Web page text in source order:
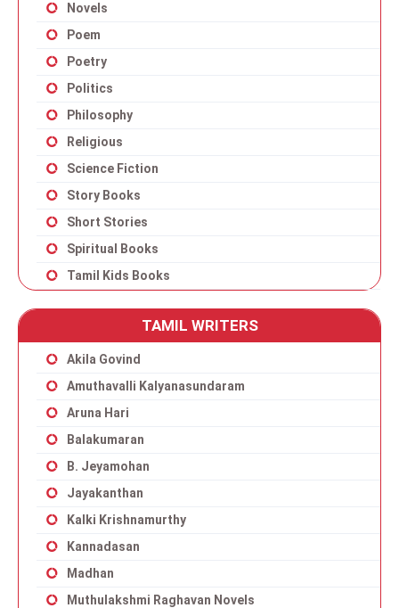
Novels
Poem
Poetry
Politics
Philosophy
Religious
Science Fiction
Story Books
Short Stories
Spiritual Books
Tamil Kids Books
TAMIL WRITERS
Akila Govind
Amuthavalli Kalyanasundaram
Aruna Hari
Balakumaran
B. Jeyamohan
Jayakanthan
Kalki Krishnamurthy
Kannadasan
Madhan
Muthulakshmi Raghavan Novels